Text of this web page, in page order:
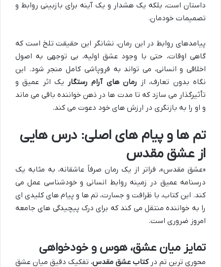
داستان است، بلکه یک هشدار و یک آینه برای بازبینی روابط و
تصمیمات خودمان.
پیامدهای روابط در این رمان، نشانگر این حقیقت تلخ است که
گاهی اوقات، حتی با وجود عشق اولیه، بی توجهی به اصول
اخلاقی و انسانی، می تواند به فروپاشی کامل منجر شود. این
نگاه بدون تعارف، از رمان های آرام رستگار یک اثر عمیق و
تأثیرگذار می سازد که تا مدت ها در ذهن خواننده باقی می ماند
و او را به بازنگری در ارزش های خود دعوت می کند.
تم ها و پیام های اصلی: درس هایی
از عشق مقدس
«عشق مقدس»، فراتر از یک رمان صرفاً عاشقانه، به مثابه یک
درسنامه عمیق در زمینه روابط انسانی و خودشناسی عمل می
کند. این کتاب، با ظرافت و جسارت، تم ها و پیام های کلیدی ای
را به خواننده منتقل می کند که برای درک پیچیدگی های جامعه
امروز ضروری است.
تمایز میان عشق، هوس و خودخواهی
محوری ترین تم درکتاب عشق مقدس، تفکیک دقیق میان عشق